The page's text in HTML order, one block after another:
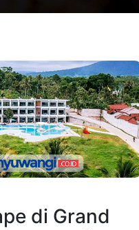
di Grand